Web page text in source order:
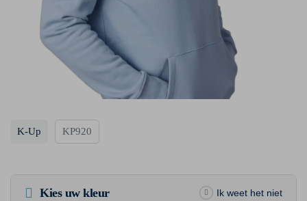
K-Up KP920
Kies uw kleur Ik weet het niet